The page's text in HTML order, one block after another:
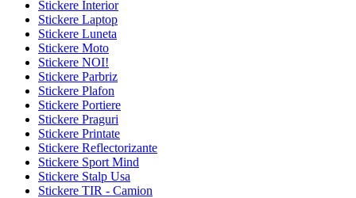
Stickere Interior
Stickere Laptop
Stickere Luneta
Stickere Moto
Stickere NOI!
Stickere Parbriz
Stickere Plafon
Stickere Portiere
Stickere Praguri
Stickere Printate
Stickere Reflectorizante
Stickere Sport Mind
Stickere Stalp Usa
Stickere TIR - Camion